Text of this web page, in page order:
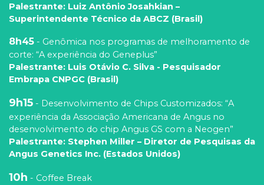
Palestrante: Luiz Antônio Josahkian –
Superintendente Técnico da ABCZ (Brasil)
8h45 - Genômica nos programas de melhoramento de
corte: “A experiência do Geneplus”
Palestrante: Luis Otávio C. Silva - Pesquisador
Embrapa CNPGC (Brasil)
9h15 - Desenvolvimento de Chips Customizados: “A
experiência da Associação Americana de Angus no
desenvolvimento do chip Angus GS com a Neogen”
Palestrante: Stephen Miller – Diretor de Pesquisas da
Angus Genetics Inc. (Estados Unidos)
10h - Coffee Break